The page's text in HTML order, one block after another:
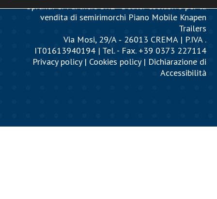
Oprandi & Partners SRL - Dealer esclusivo per la
vendita di semirimorchi Piano Mobile Knapen
Trailers
Via Mosi, 29/A ‐ 26013 CREMA | P.IVA .
IT01613940194 | Tel. - Fax. +39 0373 227114
Privacy policy| Cookies policy| Dichiarazione di
Accessibilità